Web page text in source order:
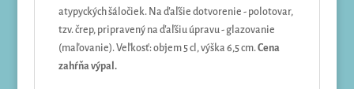
atypyckých šáločiek. Na ďaľšie dotvorenie - polotovar,
tzv. črep, pripravený na ďaľšiu úpravu - glazovanie
(maľovanie). Veľkosť: objem 5 cl, výška 6,5 cm.Cena
zahŕňa výpal.